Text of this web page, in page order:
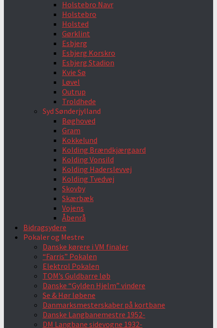
Holstebro Navr
Holstebro
Holsted
Gørklint
Esbjerg
Esbjerg Korskro
Esbjerg Stadion
Kvie Sø
Løvel
Outrup
Troldhede
Syd Sønderjylland
Bøghoved
Gram
Kokkelund
Kolding Brændkjærgaard
Kolding Vonsild
Kolding Haderslevvej
Kolding Tvedvej
Skovby
Skærbæk
Vojens
Åbenrå
Bidragsydere
Pokaler og Mestre
Danske kørere i VM finaler
“Farris” Pokalen
Elektrol Pokalen
TOM’s Guldbarre løb
Danske “Gylden Hjelm” vindere
Se & Hør løbene
Danmarksmesterskaber på kortbane
Danske Langbanemestre 1952-
DM Langbane sidevogne 1932-